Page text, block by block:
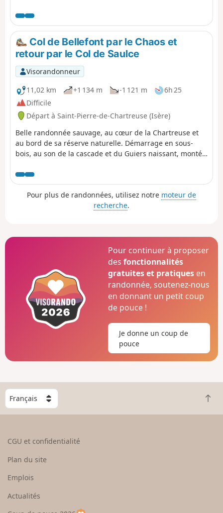
de Pravouta et la cabane du même nom. ⚠️ 27/11/2025 :
Randonnée modifiée suite à un éboulement. Il n'est plus
possible d'emprunter le chemin passant par le Trou du
Glaz (5). Le secteur demeure particulièrement dangereux
en raison des risques élevés de remobilisation et de
chute de blocs. Suite à cet incident, la commune de
Saint-Pierre de Chartreuse a pris un arrêté municipal
pour fermer plusieurs sentiers de randonnée (pédestre,
raquettes, ski de rando). Pour une ascension de la Dent
de Crolles, il est possible de passer l’itinéraire par le Pas
de l’Oeille. Vous pouvez également passer par les
cascades du Guiers pour retrouver (A).
Col de Bellefont par le Chaos et
retour par le Col de Saulce
Visorandonneur
11,02 km
+1 134 m -1 121 m
6h 25
Difficile
Départ à Saint-Pierre-de-Chartreuse (Isère)
Belle randonnée sauvage, au cœur de la Chartreuse et
au bord de sa réserve naturelle. Démarrage en sous-
bois, au son de la cascade et du Guiers naissant, montée
de Bellefont, alpage, crête et vue associée.
Pour plus de randonnées, utilisez notre moteur de
recherche.
Pour continuer à proposer
desfonctionnalités
gratuites et pratiques en
randonnée, soutenez-nous
en donnant un petit coup
de pouce !
Je donne un coup de
pouce
C
h
o
e
u
R
e
CGU et confidentialité
Plan du site
Emplois
Actualités